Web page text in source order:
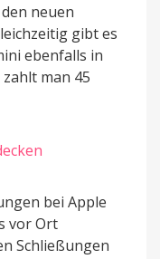
neuen
gibt es
ebenfalls in
man 45
bei Apple
vor Ort
Schließungen